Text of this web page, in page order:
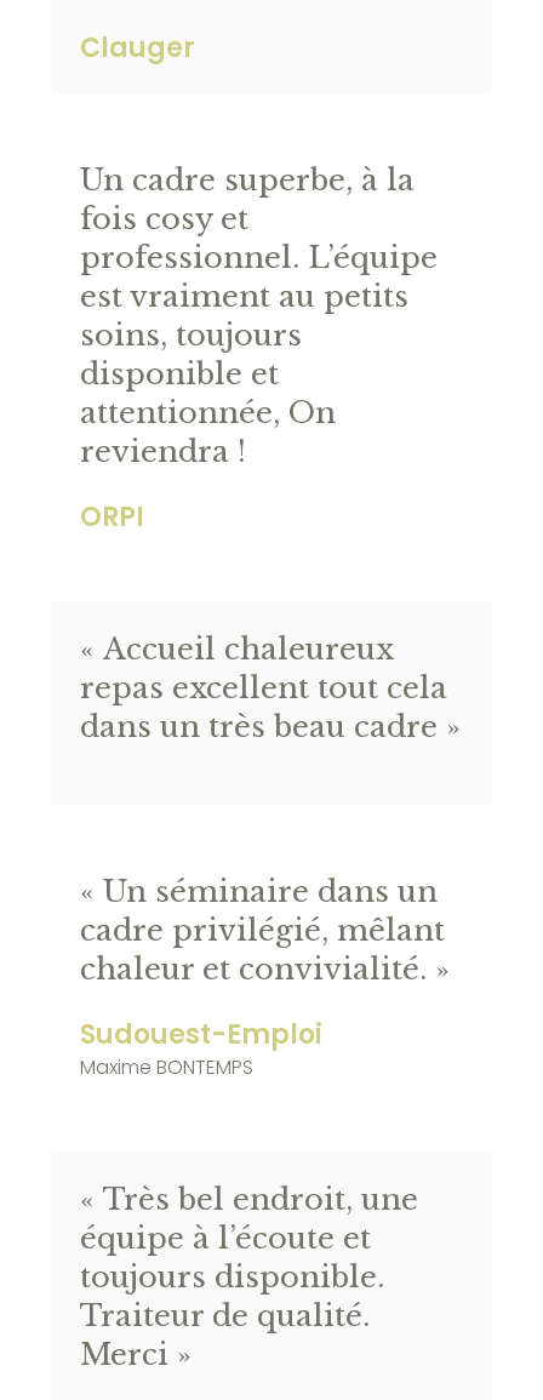
Clauger
Un cadre superbe, à la
fois cosy et
professionnel. L’équipe
est vraiment au petits
soins, toujours
disponible et
attentionnée, On
reviendra !
ORPI
« Accueil chaleureux
repas excellent tout cela
dans un très beau cadre »
« Un séminaire dans un
cadre privilégié, mêlant
chaleur et convivialité. »
Sudouest-Emploi
Maxime BONTEMPS
« Très bel endroit, une
équipe à l’écoute et
toujours disponible.
Traiteur de qualité.
Merci »